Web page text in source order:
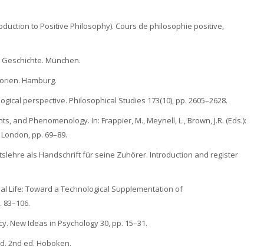
to Positive Philosophy). Cours de philosophie positive,
München.
Hamburg.
perspective. Philosophical Studies 173(10), pp. 2605–2628.
and Phenomenology. In: Frappier, M., Meynell, L., Brown, J.R. (Eds.):
pp. 69–89.
als Handschrift für seine Zuhörer. Introduction and register
Life: Toward a Technological Supplementation of
New Ideas in Psychology 30, pp. 15–31.
2nd ed. Hoboken.